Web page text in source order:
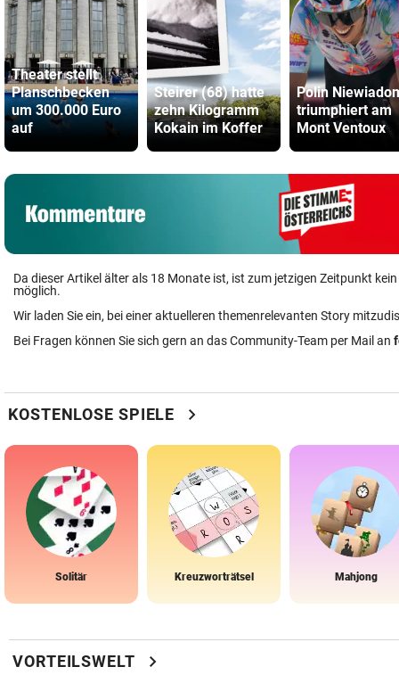
Theater stellt
Planschbecken
um 300.000 Euro
auf
Steirer (68) hatte
zehn Kilogramm
Kokain im Koffer
Polin
triumphiert am
Mont Ventoux
Da dieser Artikel älter als 18 Monate ist, ist zum jetzigen Zeitpunkt
möglich.
Wir laden Sie ein, bei einer aktuelleren themenrelevanten Story
Bei Fragen können Sie sich gern an das Community-Team per Mail an
KOSTENLOSE SPIELE chevron_right
Solitär Kreuzworträtsel Mahjong
VORTEILSWELT chevron_right